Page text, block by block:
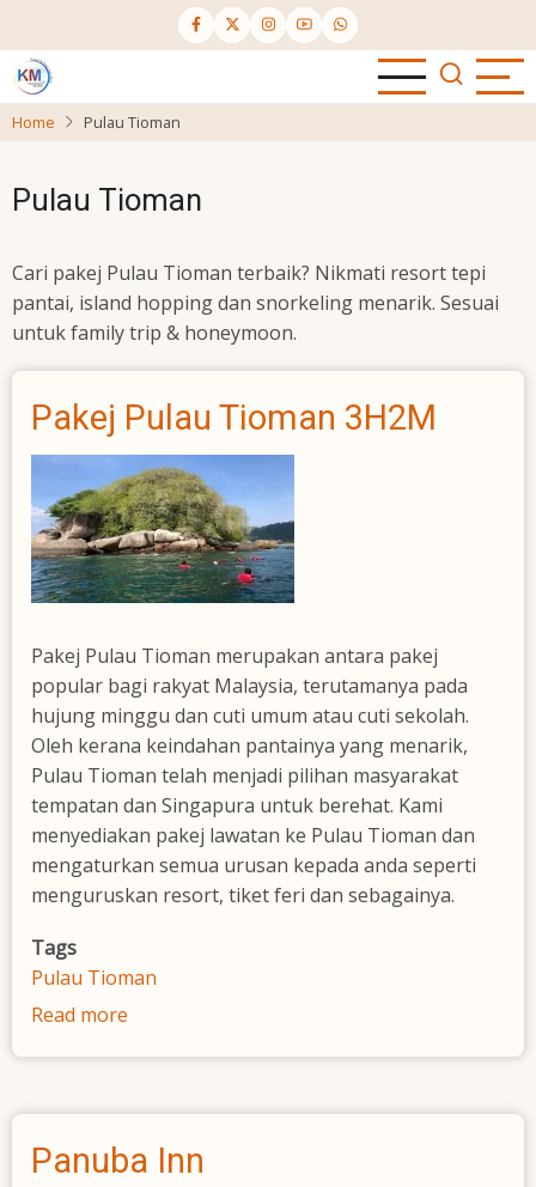
to
main
content
Home Pulau Tioman
Pulau Tioman
Cari pakej Pulau Tioman terbaik? Nikmati resort tepi
pantai, island hopping dan snorkeling menarik. Sesuai
untuk family trip & honeymoon.
Pakej Pulau Tioman 3H2M
Pakej Pulau Tioman merupakan antara pakej
popular bagi rakyat Malaysia, terutamanya pada
hujung minggu dan cuti umum atau cuti sekolah.
Oleh kerana keindahan pantainya yang menarik,
Pulau Tioman telah menjadi pilihan masyarakat
tempatan dan Singapura untuk berehat. Kami
menyediakan pakej lawatan ke Pulau Tioman dan
mengaturkan semua urusan kepada anda seperti
menguruskan resort, tiket feri dan sebagainya.
Tags
Pulau Tioman
Read more
Panuba Inn